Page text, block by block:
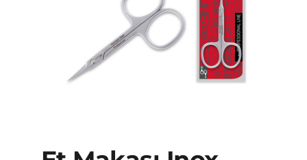
BAYİLİK BAŞVURUSU